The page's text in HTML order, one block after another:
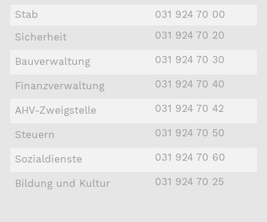
Stab
031 924 70 00
Sicherheit
031 924 70 20
Bauverwaltung 031 924 70 30
Finanzverwaltung 031 924 70 40
AHV-Zweigstelle 031 924 70 42
Steuern 031 924 70 50
Sozialdienste 031 924 70 60
Bildung und Kultur 031 924 70 25